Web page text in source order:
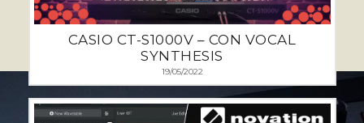
CASIO CT-S1000V – CON VOCAL
SYNTHESIS
19/05/2022